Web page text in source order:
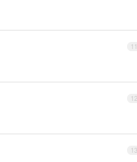
11
12
13